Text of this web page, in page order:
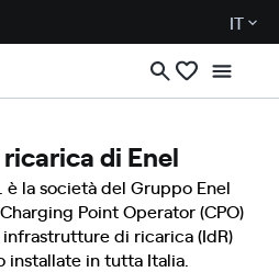
IT
di Enel
è la società del Gruppo Enel
Point Operator (CPO)
di ricarica (IdR)
installate in tutta Italia.